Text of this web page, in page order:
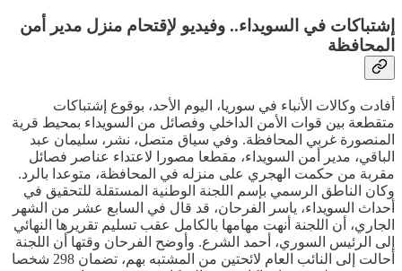
إشتباكات في السويداء.. وفيديو لإقتحام منزل مدير أمن
المحافظة
أفادت وكالات الأنباء في سوريا، اليوم الأحد، بوقوع إشتباكات
متقطعة بين قوات الأمن الداخلي وفصائل من السويداء بمحيط قرية
المنصورة غربي المحافظة. وفي سياق متصل، نشر، سليمان عبد
الباقي، مدير أمن السويداء، مقطعا مصورا لاعتداء عناصر فصائل
مقربة من حكمت الهجري على منزله في المحافظة، متوعدا بالرد.
وكان الناطق الرسمي بإسم اللجنة الوطنية المستقلة للتحقيق في
أحداث السويداء، ياسر الفرحان، قد قال في السابع عشر من الشهر
الجاري، أن اللجنة أنهت مهامها بالكامل عقب تسليم تقريرها النهائي
إلى الرئيس السوري، أحمد الشرع. وأوضح الفرحان وقتها أن اللجنة
أحالت إلى النائب العام لائحتين من المشتبه بهم، تضمان 298 شخصا